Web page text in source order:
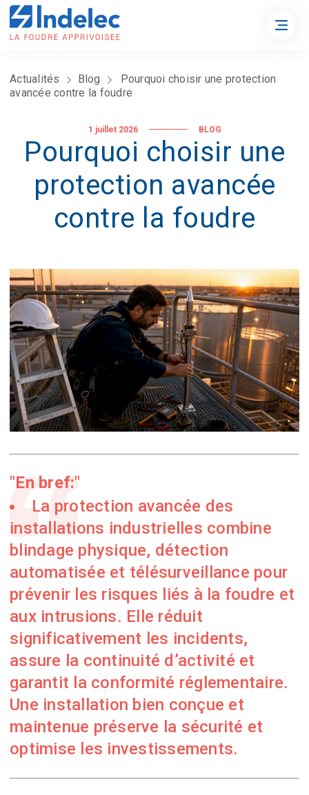
Actualités Blog
Pourquoi choisir une protection
avancée contre la foudre
1 juillet 2026 BLOG
Pourquoi choisir une
protection avancée
contre la foudre
En bref:
La protection avancée des
installations industrielles combine
blindage physique, détection
automatisée et télésurveillance pour
prévenir les risques liés à la foudre et
aux intrusions. Elle réduit
significativement les incidents,
assure la continuité d’activité et
garantit la conformité réglementaire.
Une installation bien conçue et
maintenue préserve la sécurité et
optimise les investissements.